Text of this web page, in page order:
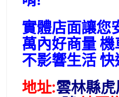
實體店面讓您
萬內好商量
不影響生活
地址:雲林縣